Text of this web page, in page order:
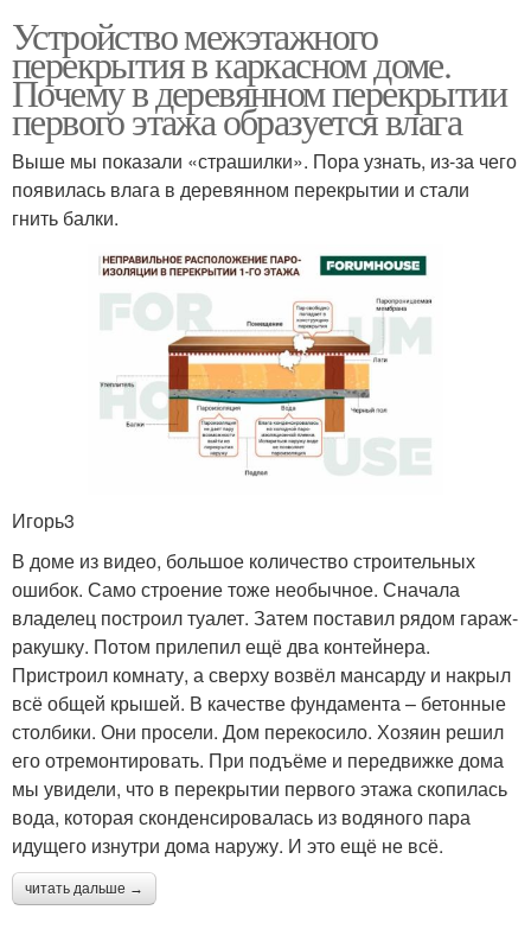
Устройство межэтажного
перекрытия в каркасном доме.
Почему в деревянном перекрытии
первого этажа образуется влага
Выше мы показали «страшилки». Пора узнать, из-за чего
появилась влага в деревянном перекрытии и стали
гнить балки.
Игорь3
В доме из видео, большое количество строительных
ошибок. Само строение тоже необычное. Сначала
владелец построил туалет. Затем поставил рядом гараж-
ракушку. Потом прилепил ещё два контейнера.
Пристроил комнату, а сверху возвёл мансарду и накрыл
всё общей крышей. В качестве фундамента – бетонные
столбики. Они просели. Дом перекосило. Хозяин решил
его отремонтировать. При подъёме и передвижке дома
мы увидели, что в перекрытии первого этажа скопилась
вода, которая сконденсировалась из водяного пара
идущего изнутри дома наружу. И это ещё не всё.
читать дальше →